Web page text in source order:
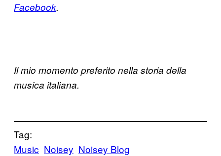
Facebook.
Il mio momento preferito nella storia della
musica italiana.
Tag:
Music Noisey Noisey Blog